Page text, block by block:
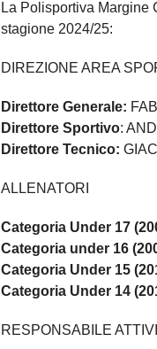
La Polisportiva Margine
stagione 2024/25:
DIREZIONE AREA
Direttore Generale:
Direttore Sportivo:
Direttore Tecnico:
ALLENATORI
Categoria Under 17
Categoria under 16
Categoria Under 15
Categoria Under 14
RESPONSABILE